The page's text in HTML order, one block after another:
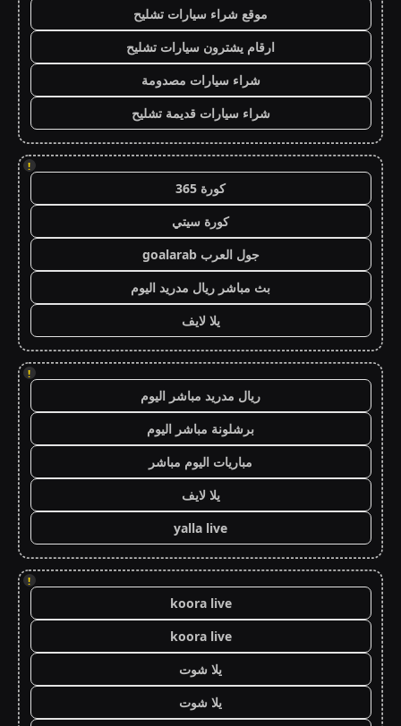
موقع شراء سيارات تشليح
ارقام يشترون سيارات تشليح
شراء سيارات مصدومة
شراء سيارات قديمة تشليح
!
كورة 365
كورة سيتي
جول العرب goalarab
بث مباشر ريال مدريد اليوم
يلا لايف
!
ريال مدريد مباشر اليوم
برشلونة مباشر اليوم
مباريات اليوم مباشر
يلا لايف
yalla live
!
koora live
koora live
يلا شوت
يلا شوت